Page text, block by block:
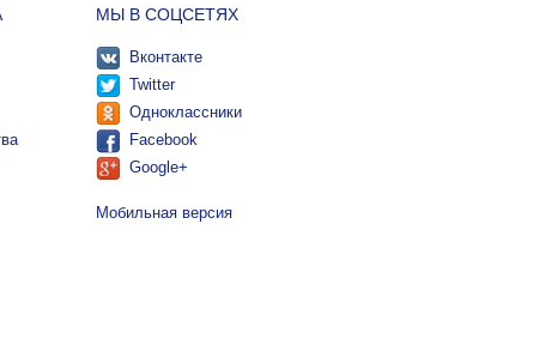
МЫ В СОЦСЕТЯХ
Вконтакте
Twitter
Одноклассники
Facebook
Google+
Мобильная версия